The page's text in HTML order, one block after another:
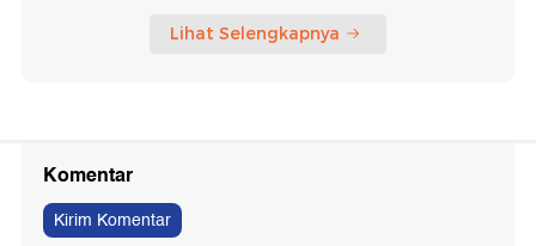
Lihat Selengkapnya
Komentar
Kirim Komentar